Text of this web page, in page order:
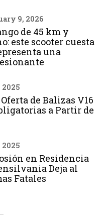
9, 2026
de 45 km y
este scooter cuesta
una
2025
de Balizas V16
a Partir de
2025
en Residencia
Deja al
Fatales